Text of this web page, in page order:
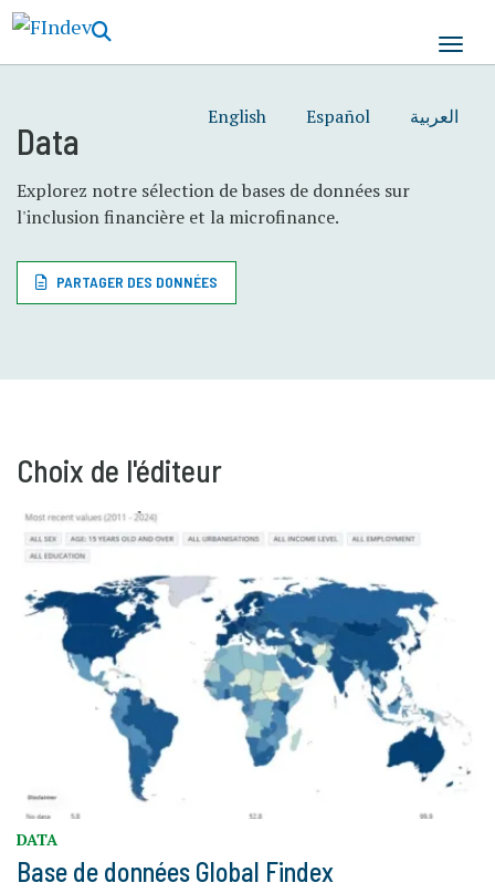
principal
English Español العربية
Data
Explorez notre sélection de bases de données sur
l'inclusion financière et la microfinance.
PARTAGER DES DONNÉES
Choix de l'éditeur
DATA
Base de données Global Findex